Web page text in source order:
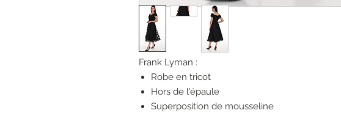
Frank Lyman :
Robe en tricot
Hors de l'épaule
Superposition de mousseline